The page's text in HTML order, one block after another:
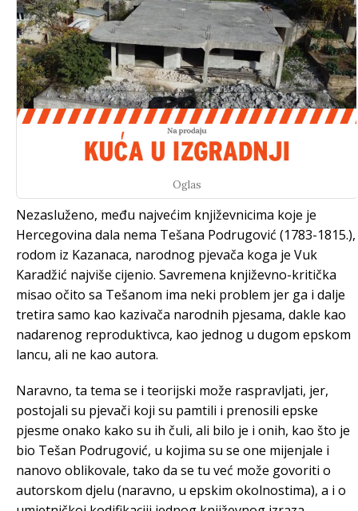
Oglas
Nezasluženo, među najvećim književnicima koje je
Hercegovina dala nema Tešana Podrugović (1783-1815.),
rodom iz Kazanaca, narodnog pjevača koga je Vuk
Karadžić najviše cijenio. Savremena književno-kritička
misao očito sa Tešanom ima neki problem jer ga i dalje
tretira samo kao kazivača narodnih pjesama, dakle kao
nadarenog reproduktivca, kao jednog u dugom epskom
lancu, ali ne kao autora.
Naravno, ta tema se i teorijski može raspravljati, jer,
postojali su pjevači koji su pamtili i prenosili epske
pjesme onako kako su ih čuli, ali bilo je i onih, kao što je
bio Tešan Podrugović, u kojima su se one mijenjale i
nanovo oblikovale, tako da se tu već može govoriti o
autorskom djelu (naravno, u epskim okolnostima), a i o